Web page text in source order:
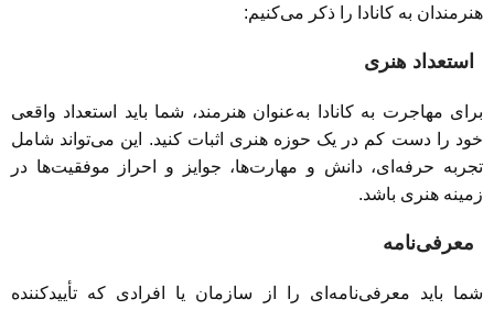
هنرمندان به کانادا را ذکر می‌کنیم:
استعداد هنری
برای مهاجرت به کانادا به‌عنوان هنرمند، شما باید استعداد واقعی
خود را دست کم در یک حوزه هنری اثبات کنید. این می‌تواند شامل
تجربه حرفه‌ای، دانش و مهارت‌ها، جوایز و احراز موفقیت‌ها در
زمینه هنری باشد.
معرفی‌نامه
شما باید معرفی‌نامه‌ای را از سازمان یا افرادی که تأیید‌کننده